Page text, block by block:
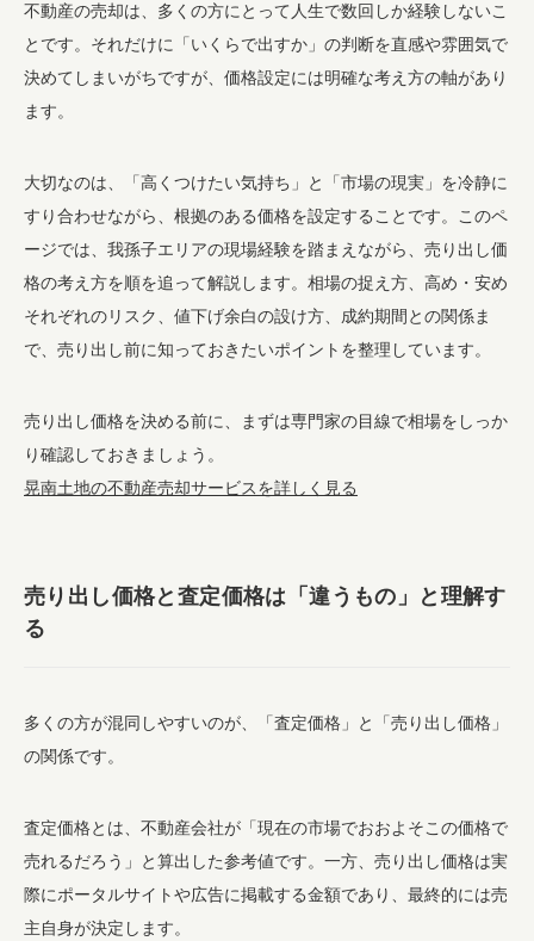
不動産の売却は、多くの方にとって人生で数回しか経験しないこ
とです。それだけに「いくらで出すか」の判断を直感や雰囲気で
決めてしまいがちですが、価格設定には明確な考え方の軸があり
ます。
大切なのは、「高くつけたい気持ち」と「市場の現実」を冷静に
すり合わせながら、根拠のある価格を設定することです。このペ
ージでは、我孫子エリアの現場経験を踏まえながら、売り出し価
格の考え方を順を追って解説します。相場の捉え方、高め・安め
それぞれのリスク、値下げ余白の設け方、成約期間との関係ま
で、売り出し前に知っておきたいポイントを整理しています。
売り出し価格を決める前に、まずは専門家の目線で相場をしっか
り確認しておきましょう。
晃南土地の不動産売却サービスを詳しく見る
売り出し価格と査定価格は「違うもの」と理解す
る
多くの方が混同しやすいのが、「査定価格」と「売り出し価格」
の関係です。
査定価格とは、不動産会社が「現在の市場でおおよそこの価格で
売れるだろう」と算出した参考値です。一方、売り出し価格は実
際にポータルサイトや広告に掲載する金額であり、最終的には売
主自身が決定します。